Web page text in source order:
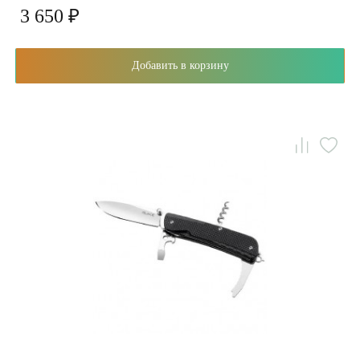
3 650 ₽
Добавить в корзину